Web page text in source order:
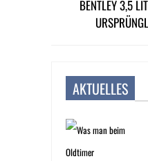
BENTLEY 3,5
AKTUELLES